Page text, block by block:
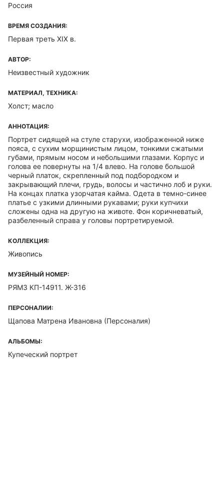
Россия
ВРЕМЯ СОЗДАНИЯ:
Первая треть XIX в.
АВТОР:
Неизвестный художник
МАТЕРИАЛ, ТЕХНИКА:
Холст; масло
АННОТАЦИЯ:
Портрет сидящей на стуле старухи, изображенной ниже
пояса, с сухим морщинистым лицом, тонкими сжатыми
губами, прямым носом и небольшими глазами. Корпус и
голова ее повернуты на 1/4 влево. На голове большой
черный платок, скрепленный под подбородком и
закрывающий плечи, грудь, волосы и частично лоб и руки.
На концах платка узорчатая кайма. Одета в темно-синее
платье с узкими длинными рукавами; руки купчихи
сложены одна на другую на животе. Фон коричневатый,
разбеленный справа у головы портретируемой.
КОЛЛЕКЦИЯ:
Живопись
МУЗЕЙНЫЙ НОМЕР:
РЯМЗ КП-14911. Ж-316
ПЕРСОНАЛИИ:
Щапова Матрена Ивановна (Персоналия)
АЛЬБОМЫ:
Купеческий портрет